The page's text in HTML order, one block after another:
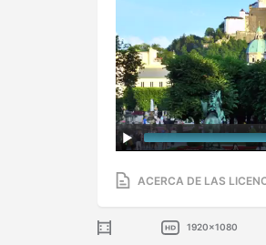
ACERCA DE LAS
1920x1080